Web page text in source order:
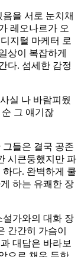
을 서로 눈치채
레오나르가 오
지털 마케터 로
상이 복잡하게
다. 섬세한 감정
실 나 바람피웠
그 얘기잖
들은 결국 공존
시큰둥했지만 파
다. 완벽하게 쿨
하는 유쾌한 장
가와의 대화 장
간간히 가슴이
대답은 바라보